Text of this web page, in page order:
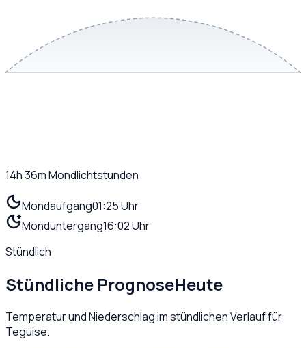
14h 36mMondlichtstunden
Mondaufgang01:25 Uhr
Monduntergang16:02 Uhr
Stündlich
Stündliche PrognoseHeute
Temperatur und Niederschlag im stündlichen Verlauf für
Teguise.